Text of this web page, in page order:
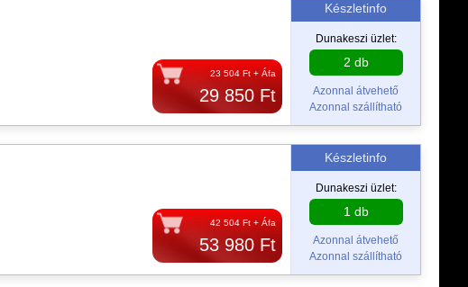
23 504 Ft + Áfa
29 850 Ft
Készletinfo
Dunakeszi üzlet:
2 db
Azonnal átvehető
Azonnal szállítható
42 504 Ft + Áfa
53 980 Ft
Készletinfo
Dunakeszi üzlet:
1 db
Azonnal átvehető
Azonnal szállítható